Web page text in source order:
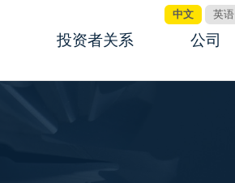
投资者关系
公司管理制度
公司
中文 英语